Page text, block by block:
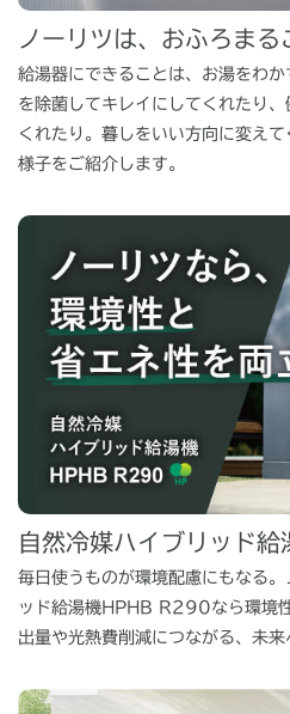
ノーリツは、おふろまる
給湯器にできることは、お湯をわ
を除菌してキレイにしてくれたり
くれたり。暮しをいい方向に変え
様子をご紹介します。
自然冷媒ハイブリッド
毎日使うものが環境配慮にもなる
ッド給湯機HPHB R290なら環境
出量や光熱費削減につながる、未来